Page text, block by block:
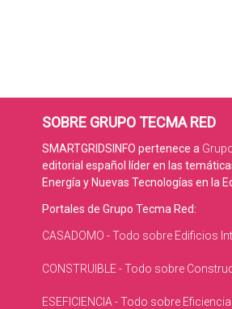
SOBRE GRUPO TECMA RED
SMARTGRIDSINFO pertenece a
editorial español líder en las
Energía y Nuevas Tecnologías en la
Portales de Grupo Tecma Red:
CASADOMO - Todo sobre Edificios
CONSTRUIBLE - Todo sobre
ESEFICIENCIA - Todo sobre